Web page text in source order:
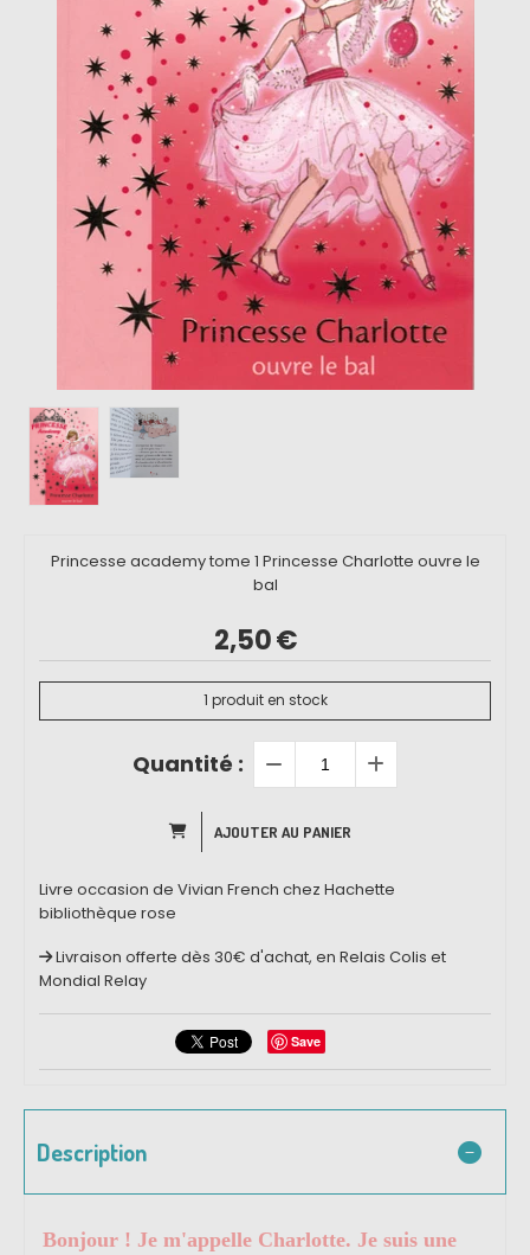
Princesse academy tome 1 Princesse Charlotte ouvre le
bal
2,50€
1 produit en stock
Quantité :
AJOUTER AU PANIER
Livre occasion de Vivian French chez Hachette
bibliothèque rose
Livraison offerte dès 30€ d'achat, en Relais Colis et
Mondial Relay
Save
Description
Bonjour ! Je m'appelle Charlotte. Je suis une